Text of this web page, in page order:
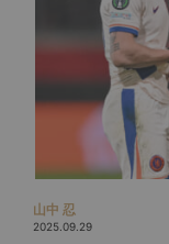
山中 忍
2025.09.29